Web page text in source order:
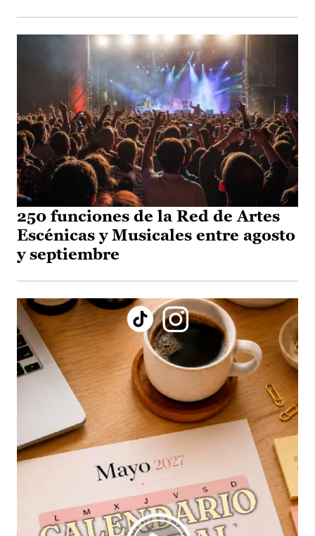
250 funciones de la Red de Artes
Escénicas y Musicales entre agosto
y septiembre